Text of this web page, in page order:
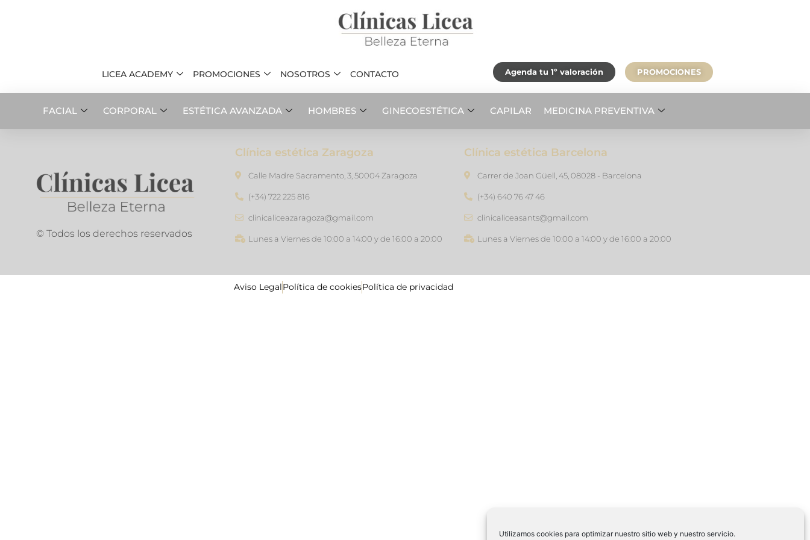
Utilizamos cookies para optimizar nuestro sitio web y nuestro servicio.
LICEA ACADEMY PROMOCIONES NOSOTROS CONTACTO Agenda tu 1º valoración PROMOCIONES
FACIAL CORPORAL ESTÉTICA AVANZADA HOMBRES GINECOESTÉTICA CAPILAR MEDICINA PREVENTIVA
© Todos los derechos reservados
Clínica estética Zaragoza
Calle Madre Sacramento, 3, 50004 Zaragoza
(+34) 722 225 816
clinicaliceazaragoza@gmail.com
Lunes a Viernes de 10:00 a 14:00 y de 16:00 a 20:00
Clínica estética Barcelona
Carrer de Joan Güell, 45, 08028 - Barcelona
(+34) 640 76 47 46
clinicaliceasants@gmail.com
Lunes a Viernes de 10:00 a 14:00 y de 16:00 a 20:00
Aviso LegalPolítica de cookiesPolítica de privacidad